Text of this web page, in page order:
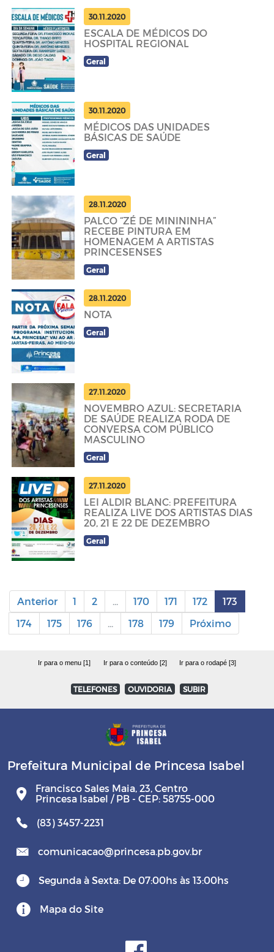
30.11.2020
ESCALA DE MÉDICOS DO
HOSPITAL REGIONAL
Geral
30.11.2020
MÉDICOS DAS UNIDADES
BÁSICAS DE SAÚDE
Geral
28.11.2020
PALCO “ZÉ DE MINININHA”
RECEBE PINTURA EM
HOMENAGEM A ARTISTAS
PRINCESENSES
Geral
28.11.2020
NOTA
Geral
27.11.2020
NOVEMBRO AZUL: SECRETARIA
DE SAÚDE REALIZA RODA DE
CONVERSA COM PÚBLICO
MASCULINO
Geral
27.11.2020
LEI ALDIR BLANC: PREFEITURA
REALIZA LIVE DOS ARTISTAS DIAS
20, 21 E 22 DE DEZEMBRO
Geral
Anterior 1 2 ... 170 171 172
173
174
175 176 ... 178 179 Próximo
Ir para o menu [1] Ir para o conteúdo [2] Ir para o rodapé [3]
TELEFONES OUVIDORIA SUBIR
Prefeitura Municipal de Princesa Isabel
Francisco Sales Maia, 23, Centro
Princesa Isabel / PB - CEP: 58755-000
(83) 3457-2231
comunicacao@princesa.pb.gov.br
Segunda à Sexta: De 07:00hs às 13:00hs
Mapa do Site